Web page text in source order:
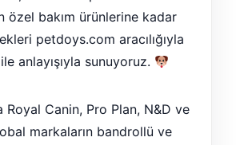
özel bakım ürünlerine kadar
petdoys.com aracılığıyla
anlayışıyla sunuyoruz.
Royal Canin, Pro Plan, N&D ve
markaların bandrollü ve